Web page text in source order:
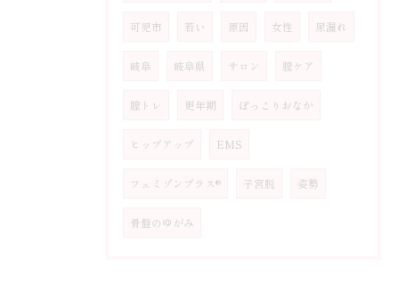
可児市 若い 原因 女性 尿漏れ
岐阜 岐阜県 サロン 膣ケア
膣トレ 更年期 ぽっこりおなか
ヒップアップ EMS
フェミゾンプラス® 子宮脱 姿勢
骨盤のゆがみ